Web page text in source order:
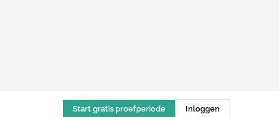
Start gratis proefperiode Inloggen